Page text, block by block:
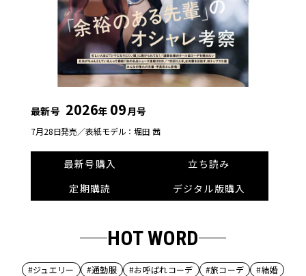
最新号 2026年 09月号
7月28日発売／表紙モデル：堀田 茜
最新号購入
立ち読み
定期購読
デジタル版購入
HOT WORD
#ジュエリー #通勤服 #お呼ばれコーデ #旅コーデ
#結婚